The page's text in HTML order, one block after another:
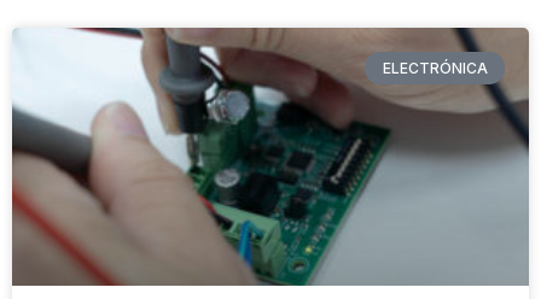
ELECTRÓNICA